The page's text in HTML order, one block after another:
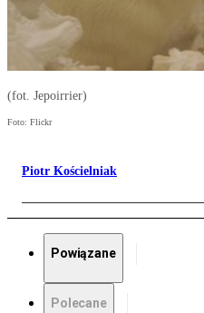
(fot. Jepoirrier)
Foto: Flickr
Piotr Kościelniak
Powiązane
Polecane